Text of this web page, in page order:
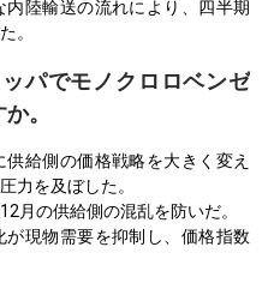
陸輸送の流れにより、四半期
。
パでモノクロロベンゼ
。
給側の価格戦略を大きく変え
力を及ぼした。
月の供給側の混乱を防いだ。
現物需要を抑制し、価格指数